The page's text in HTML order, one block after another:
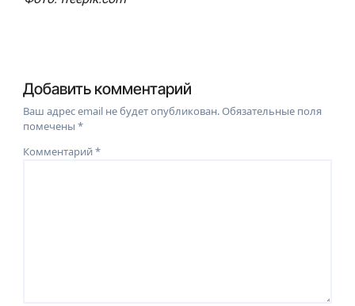
Добавить комментарий
Ваш адрес email не будет опубликован.Обязательные поля
помечены*
Комментарий*